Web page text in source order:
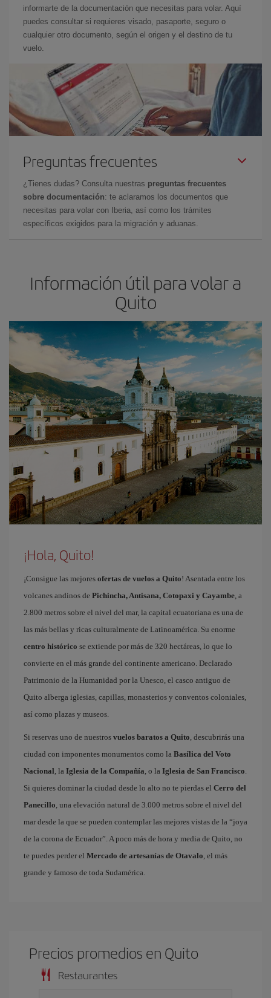
informarte de la documentación que necesitas para volar. Aquí
puedes consultar si requieres visado, pasaporte, seguro o
cualquier otro documento, según el origen y el destino de tu
vuelo.
Preguntas frecuentes
¿Tienes dudas? Consulta nuestras preguntas frecuentes
sobre documentación: te aclaramos los documentos que
necesitas para volar con Iberia, así como los trámites
específicos exigidos para la migración y aduanas.
Información útil para volar a
Quito
¡Hola, Quito!
¡Consigue las mejores ofertas de vuelos a Quito! Asentada entre los
volcanes andinos de Pichincha, Antisana, Cotopaxi y Cayambe , a
2.800 metros sobre el nivel del mar, la capital ecuatoriana es una de
las más bellas y ricas culturalmente de Latinoamérica. Su enorme
centro histórico se extiende por más de 320 hectáreas, lo que lo
convierte en el más grande del continente americano. Declarado
Patrimonio de la Humanidad por la Unesco, el casco antiguo de
Quito alberga iglesias, capillas, monasterios y conventos coloniales,
así como plazas y museos.
Si reservas uno de nuestros vuelos baratos a Quito , descubrirás una
ciudad con imponentes monumentos como la Basílica del Voto
Nacional , la Iglesia de la Compañía , o la Iglesia de San Francisco
Si quieres dominar la ciudad desde lo alto no te pierdas el Cerro del
Panecillo , una elevación natural de 3.000 metros sobre el nivel del
mar desde la que se pueden contemplar las mejores vistas de la “joya
de la corona de Ecuador”. A poco más de hora y media de Quito, no
te puedes perder el Mercado de artesanías de Otavalo , el más
grande y famoso de toda Sudamérica.
Precios promedios en Quito
Restaurantes